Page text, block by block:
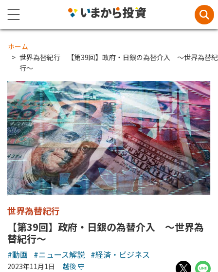
ホーム
世界為替紀行 【第39回】政府・日銀の為替介入 ～世界為替紀
行～
世界為替紀行
【第39回】政府・日銀の為替介入 ～世界為
替紀行～
#動画 #ニュース解説 #経済・ビジネス
2023年11月1日 越後 守